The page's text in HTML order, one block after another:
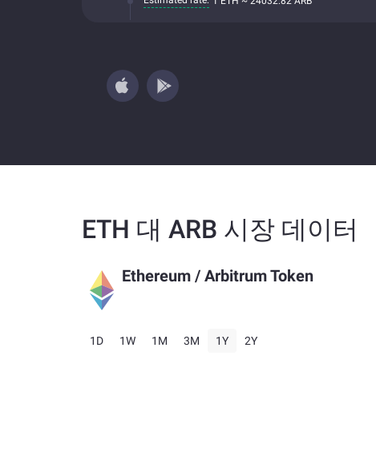
ETH 대 ARB 시장 데이터
Ethereum / Arbitrum Token
1D 1W 1M 3M 1Y 2Y